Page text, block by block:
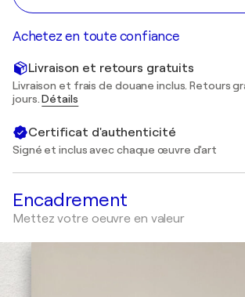
Achetez en toute confiance
Livraison et retours gratuits
Livraison et frais de douane inclus. Retours
jours.Détails
Certificat d'authenticité
Signé et inclus avec chaque œuvre d'art
Encadrement
Mettez votre oeuvre en valeur